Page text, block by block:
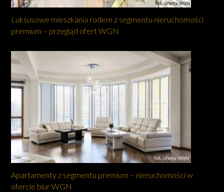
Luksusowe mieszkania rodem z segmentu nieruchomości
premium – przegląd ofert WGN
Apartamenty z segmentu premium – nieruchomości w
ofercie biur WGN